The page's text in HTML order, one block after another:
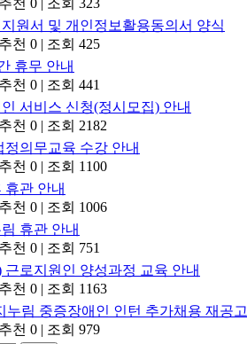
원서 및 개인정보활용동의서 양식
추천 0 | 조회 425
휴무 안내
추천 0 | 조회 441
서비스 신청(정시모집) 안내
추천 0 | 조회 2182
정의무교육 수강 안내
추천 0 | 조회 1100
휴관 안내
추천 0 | 조회 1006
휴관 안내
추천 0 | 조회 751
근로지원인 양성과정 교육 안내
추천 0 | 조회 1163
누림 중증장애인 인턴 추가채용 재공고
추천 0 | 조회 979